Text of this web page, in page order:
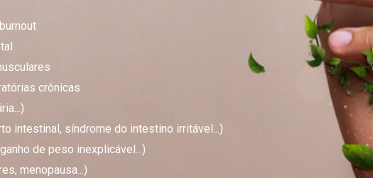
crônicas
intestinal, síndrome do intestino irritável...)
de peso inexplicável...)
menopausa...)